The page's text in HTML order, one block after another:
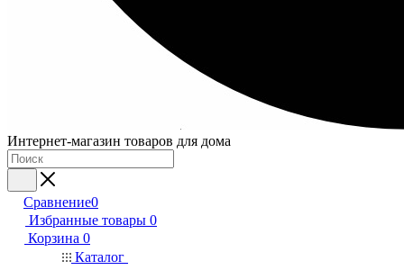
Интернет-магазин товаров для дома
Сравнение0
Избранные товары 0
Корзина 0
Каталог